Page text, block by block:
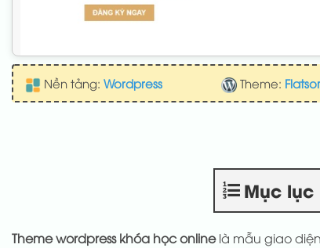
Nền tảng: Wordpress Theme:
Mục lục
Theme wordpress khóa học onlinelà mẫu giao